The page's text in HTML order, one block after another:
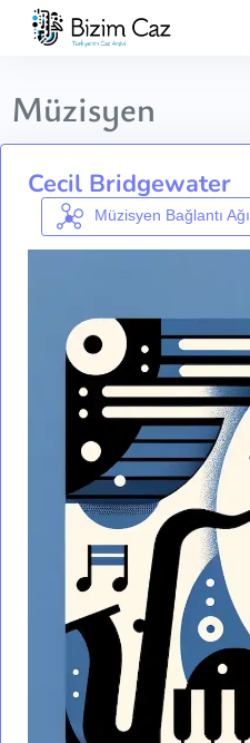
Müzisyen
Cecil Bridgewater
Müzisyen Bağlantı Ağı